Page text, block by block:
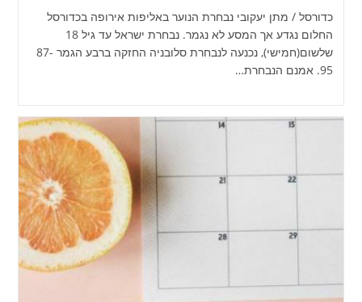
כדורסל / מתן יעקובי נבחרת הנוער באליפות אירופה בכדורסל
החלום נגדע אך המסע לא נגמר. נבחרת ישראל עד גיל 18
שלשום(חמישי), נכנעה לנבחרת סלובניה החזקה ברבע הגמר 87-
95. אמנם הנבחרת…